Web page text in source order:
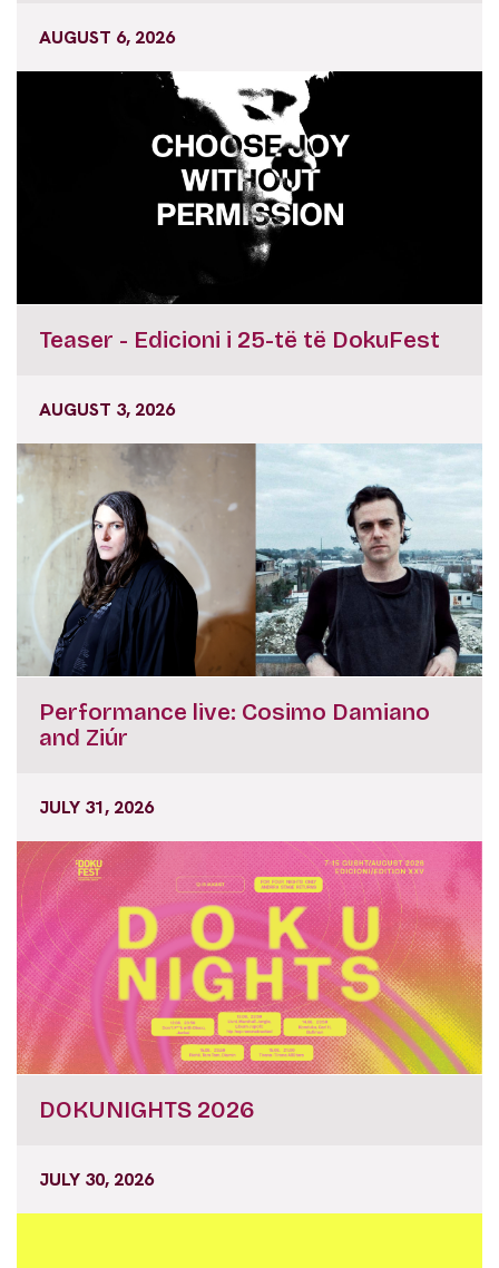
AUGUST 6, 2026
Teaser - Edicioni i 25-të të DokuFest
AUGUST 3, 2026
Performance live: Cosimo Damiano
and Ziúr
JULY 31, 2026
DOKUNIGHTS 2026
JULY 30, 2026